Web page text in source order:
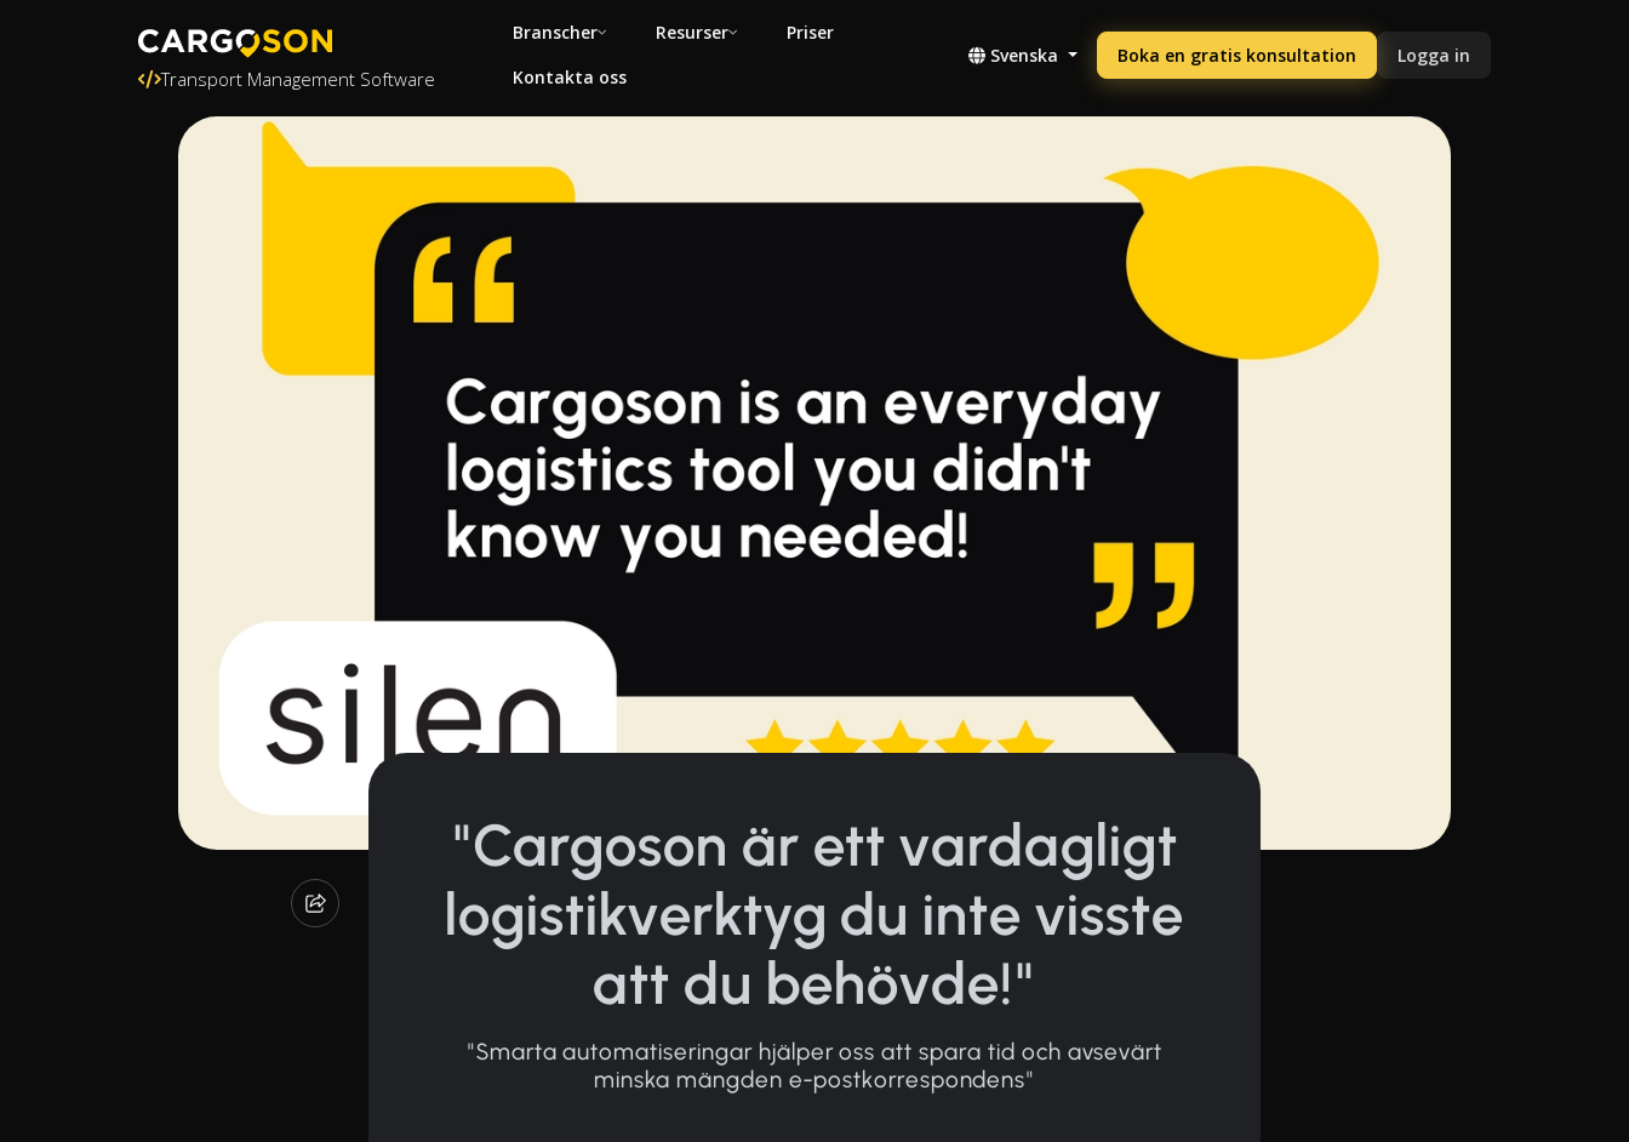
Transport Management Software
Branscher Resurser
Priser
Kontakta oss
Svenska Boka en gratis konsultation Logga in
"Cargoson är ett vardagligt
logistikverktyg du inte visste
att du behövde!"
"Smarta automatiseringar hjälper oss att spara tid och avsevärt
minska mängden e-postkorrespondens"